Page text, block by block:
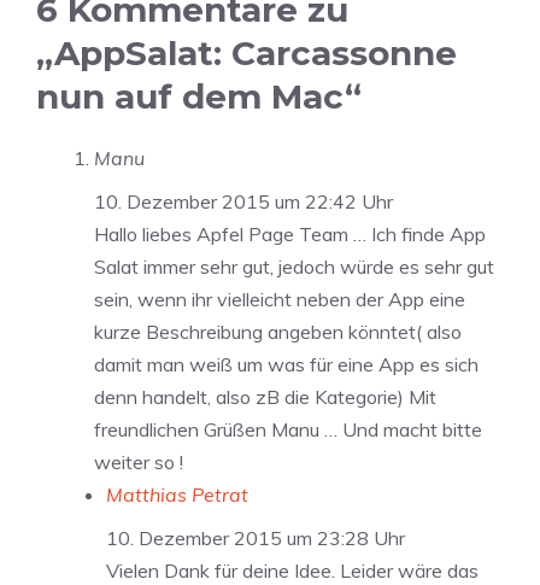
6 Kommentare zu
„AppSalat: Carcassonne
nun auf dem Mac“
Manu
10. Dezember 2015 um 22:42 Uhr
Hallo liebes Apfel Page Team … Ich finde App
Salat immer sehr gut, jedoch würde es sehr gut
sein, wenn ihr vielleicht neben der App eine
kurze Beschreibung angeben könntet( also
damit man weiß um was für eine App es sich
denn handelt, also zB die Kategorie) Mit
freundlichen Grüßen Manu … Und macht bitte
weiter so !
Matthias Petrat
10. Dezember 2015 um 23:28 Uhr
Vielen Dank für deine Idee. Leider wäre das